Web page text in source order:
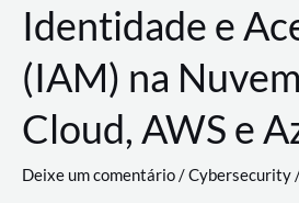
Identidade e
(IAM) na
Cloud, AWS e
Deixe um comentário/Cybersecurity